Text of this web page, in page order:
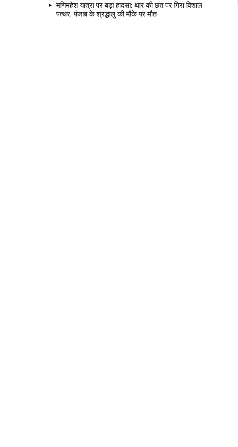
मणिमहेश यात्रा पर बड़ा हादसा: थार की छत पर गिरा विशाल
पत्थर, पंजाब के श्रद्धालु की मौके पर मौत